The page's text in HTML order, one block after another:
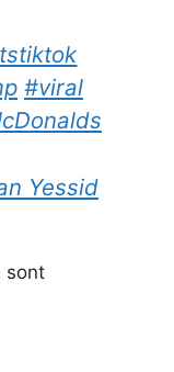
#viral
Yessid
sont